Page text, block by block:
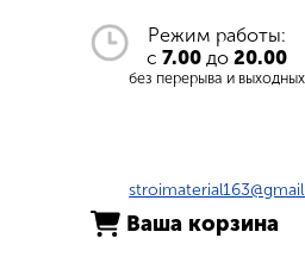
Режим работы:
с7.00 до20.00
без перерыва и выходных
Ваша корзина